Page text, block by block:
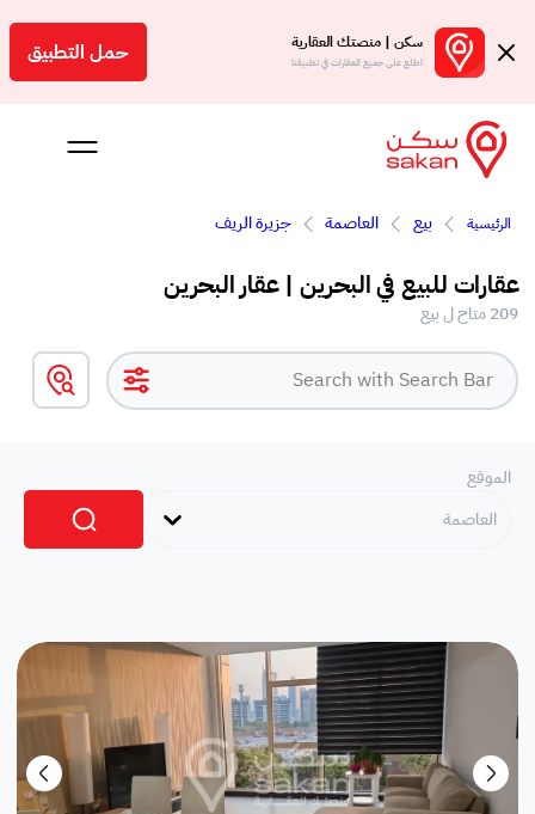
سكن | منصتك العقارية
اطلع على جميع العقارات في تطبيقنا حمل التطبيق
بالعمولة
الرئيسية بيع العاصمة جزيرة الريف
عقارات للبيع في البحرين | عقار البحرين
209 متاح ل بيع
الموقع
العاصمة